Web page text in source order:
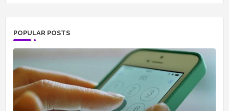
POPULAR POSTS